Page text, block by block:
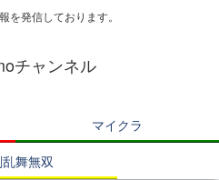
を発信しております。
チャンネル
マイクラ
舞無双